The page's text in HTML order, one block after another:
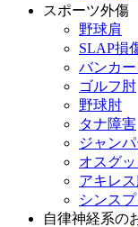
スポーツ外傷
野球肩
SLAP損
バンカ
ゴルフ肘
野球肘
タナ障害
ジャン
オスグ
アキレ
シンス
自律神経系の